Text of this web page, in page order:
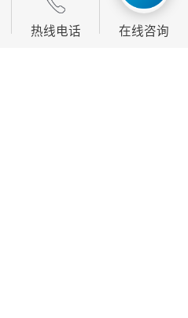
热线电话 在线咨询